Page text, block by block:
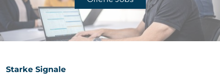
Starke Signale